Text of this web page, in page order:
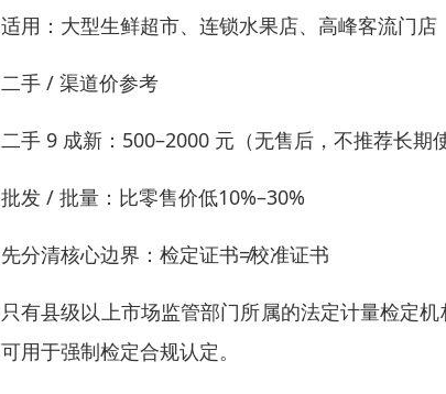
适用：大型生鲜超市、连锁水果店、高峰客流门店
二手 / 渠道价参考
二手 9 成新：500–2000 元（无售后，不推荐长期
批发 / 批量：比零售价低10%–30%
先分清核心边界：检定证书≠校准证书
只有县级以上市场监管部门所属的法定计量检定
可用于强制检定合规认定。